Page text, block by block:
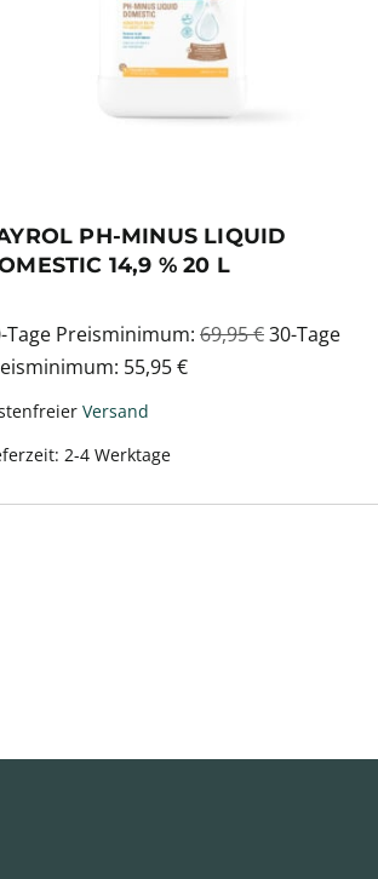
PH-MINUS LIQUID
14,9 % 20 L
Tage Preisminimum: 69,95€30-Tage
55,95€
Versand
2-4 Werktage